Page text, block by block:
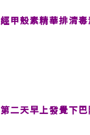
經甲殼素精華排清
第二天早上發覺下